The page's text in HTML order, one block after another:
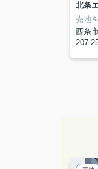
北条
西条